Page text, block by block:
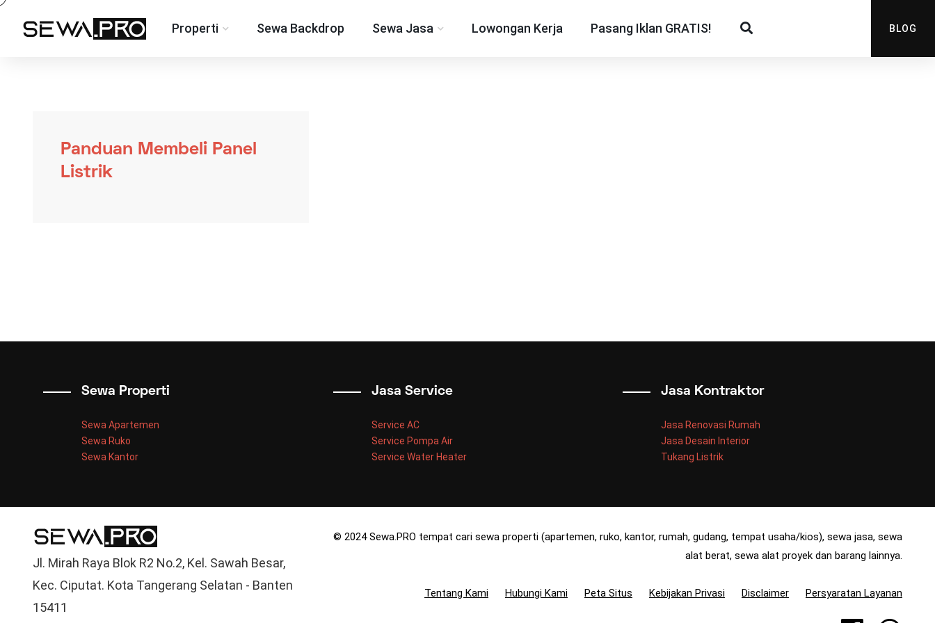
Properti Sewa Backdrop Sewa Jasa Lowongan Kerja Pasang Iklan GRATIS! BLOG
Panduan Membeli Panel
Listrik
Sewa Properti
Sewa Apartemen
Sewa Ruko
Sewa Kantor
Jasa Service
Service AC
Service Pompa Air
Service Water Heater
Jasa Kontraktor
Jasa Renovasi Rumah
Jasa Desain Interior
Tukang Listrik
Jl. Mirah Raya Blok R2 No.2, Kel. Sawah Besar,
Kec. Ciputat. Kota Tangerang Selatan - Banten
15411
© 2024 Sewa.PRO tempat cari sewa properti (apartemen, ruko, kantor, rumah, gudang, tempat usaha/kios), sewa jasa, sewa
alat berat, sewa alat proyek dan barang lainnya.
Tentang Kami Hubungi Kami Peta Situs Kebijakan Privasi Disclaimer Persyaratan Layanan